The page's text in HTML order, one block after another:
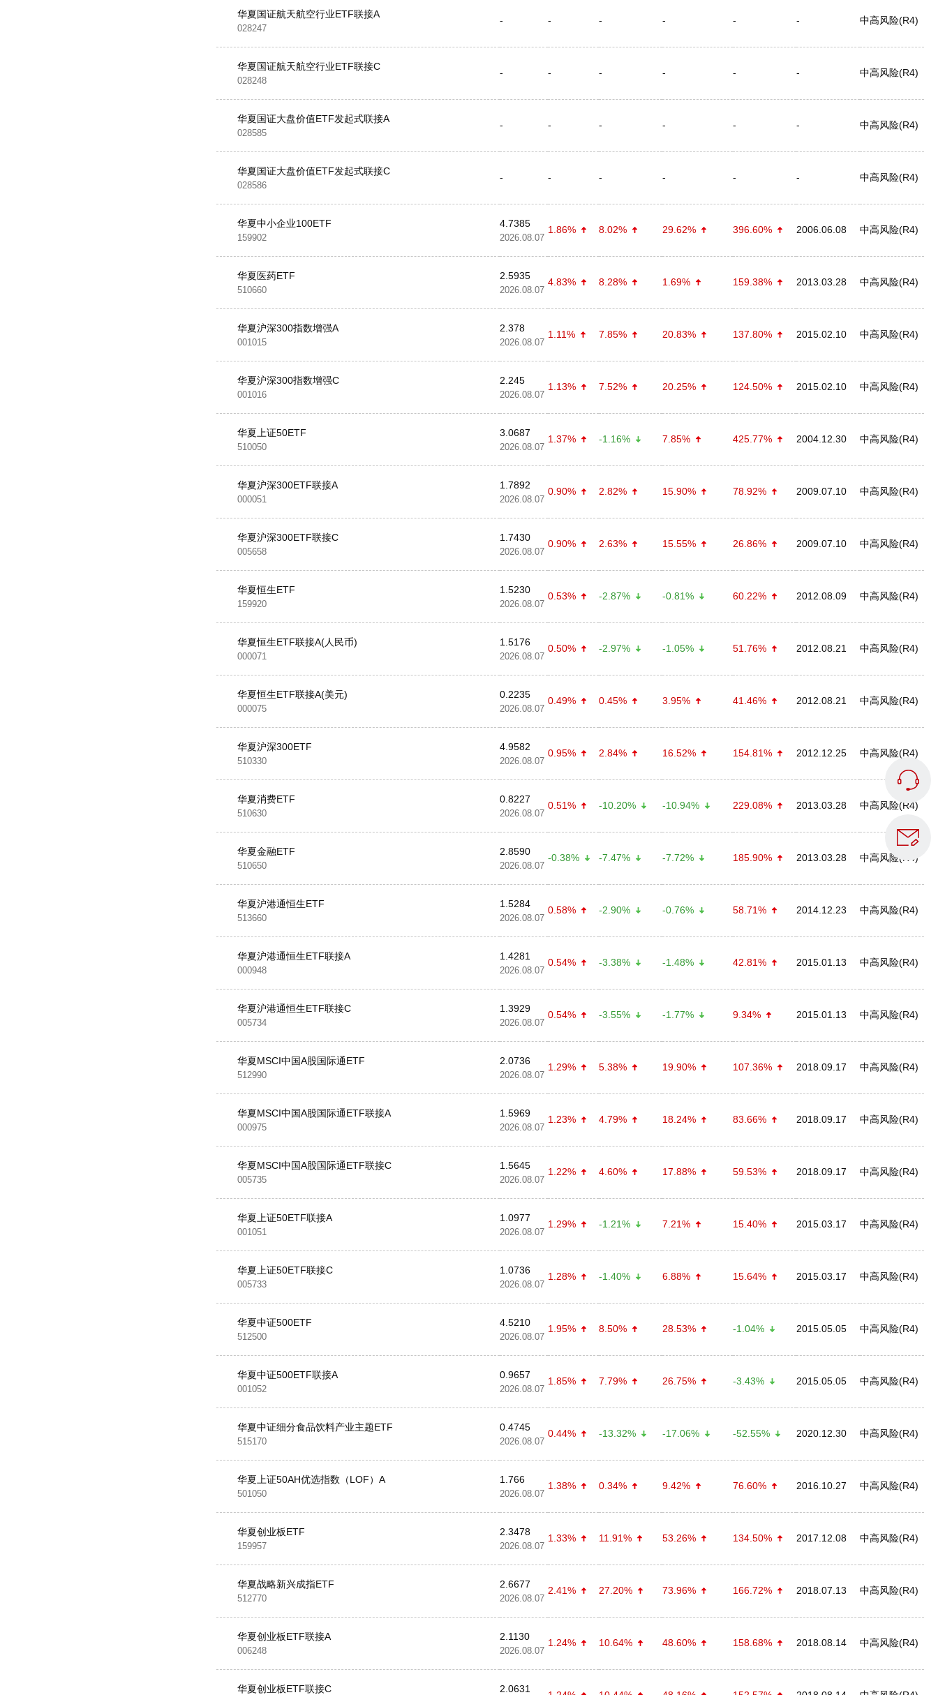
华夏国证航天航空行业ETF联接A
028247
- - - - - - 中高风险(R4)
华夏国证航天航空行业ETF联接C
028248
- - - - - - 中高风险(R4)
华夏国证大盘价值ETF发起式联接A
028585
- - - - - - 中高风险(R4)
华夏国证大盘价值ETF发起式联接C
028586
- - - - - - 中高风险(R4)
华夏中小企业100ETF
159902
4.7385
2026.08.07
1.86% 8.02% 29.62% 396.60% 2006.06.08 中高风险(R4)
华夏医药ETF
510660
2.5935
2026.08.07
4.83% 8.28% 1.69% 159.38% 2013.03.28 中高风险(R4)
华夏沪深300指数增强A
001015
2.378
2026.08.07
1.11% 7.85% 20.83% 137.80% 2015.02.10 中高风险(R4)
华夏沪深300指数增强C
001016
2.245
2026.08.07
1.13% 7.52% 20.25% 124.50% 2015.02.10 中高风险(R4)
华夏上证50ETF
510050
3.0687
2026.08.07
1.37% -1.16% 7.85% 425.77% 2004.12.30 中高风险(R4)
华夏沪深300ETF联接A
000051
1.7892
2026.08.07
0.90% 2.82% 15.90% 78.92% 2009.07.10 中高风险(R4)
华夏沪深300ETF联接C
005658
1.7430
2026.08.07
0.90% 2.63% 15.55% 26.86% 2009.07.10 中高风险(R4)
华夏恒生ETF
159920
1.5230
2026.08.07
0.53% -2.87% -0.81% 60.22% 2012.08.09 中高风险(R4)
华夏恒生ETF联接A(人民币)
000071
1.5176
2026.08.07
0.50% -2.97% -1.05% 51.76% 2012.08.21 中高风险(R4)
华夏恒生ETF联接A(美元)
000075
0.2235
2026.08.07
0.49% 0.45% 3.95% 41.46% 2012.08.21 中高风险(R4)
华夏沪深300ETF
510330
4.9582
2026.08.07
0.95% 2.84% 16.52% 154.81% 2012.12.25 中高风险(R4)
华夏消费ETF
510630
0.8227
2026.08.07
0.51% -10.20% -10.94% 229.08% 2013.03.28 中高风险(R4)
华夏金融ETF
510650
2.8590
2026.08.07
-0.38% -7.47% -7.72% 185.90% 2013.03.28 中高风险(R4)
华夏沪港通恒生ETF
513660
1.5284
2026.08.07
0.58% -2.90% -0.76% 58.71% 2014.12.23 中高风险(R4)
华夏沪港通恒生ETF联接A
000948
1.4281
2026.08.07
0.54% -3.38% -1.48% 42.81% 2015.01.13 中高风险(R4)
华夏沪港通恒生ETF联接C
005734
1.3929
2026.08.07
0.54% -3.55% -1.77% 9.34% 2015.01.13 中高风险(R4)
华夏MSCI中国A股国际通ETF
512990
2.0736
2026.08.07
1.29% 5.38% 19.90% 107.36% 2018.09.17 中高风险(R4)
华夏MSCI中国A股国际通ETF联接A
000975
1.5969
2026.08.07
1.23% 4.79% 18.24% 83.66% 2018.09.17 中高风险(R4)
华夏MSCI中国A股国际通ETF联接C
005735
1.5645
2026.08.07
1.22% 4.60% 17.88% 59.53% 2018.09.17 中高风险(R4)
华夏上证50ETF联接A
001051
1.0977
2026.08.07
1.29% -1.21% 7.21% 15.40% 2015.03.17 中高风险(R4)
华夏上证50ETF联接C
005733
1.0736
2026.08.07
1.28% -1.40% 6.88% 15.64% 2015.03.17 中高风险(R4)
华夏中证500ETF
512500
4.5210
2026.08.07
1.95% 8.50% 28.53% -1.04% 2015.05.05 中高风险(R4)
华夏中证500ETF联接A
001052
0.9657
2026.08.07
1.85% 7.79% 26.75% -3.43% 2015.05.05 中高风险(R4)
华夏中证细分食品饮料产业主题ETF
515170
0.4745
2026.08.07
0.44% -13.32% -17.06% -52.55% 2020.12.30 中高风险(R4)
华夏上证50AH优选指数（LOF）A
501050
1.766
2026.08.07
1.38% 0.34% 9.42% 76.60% 2016.10.27 中高风险(R4)
华夏创业板ETF
159957
2.3478
2026.08.07
1.33% 11.91% 53.26% 134.50% 2017.12.08 中高风险(R4)
华夏战略新兴成指ETF
512770
2.6677
2026.08.07
2.41% 27.20% 73.96% 166.72% 2018.07.13 中高风险(R4)
华夏创业板ETF联接A
006248
2.1130
2026.08.07
1.24% 10.64% 48.60% 158.68% 2018.08.14 中高风险(R4)
华夏创业板ETF联接C 2.0631